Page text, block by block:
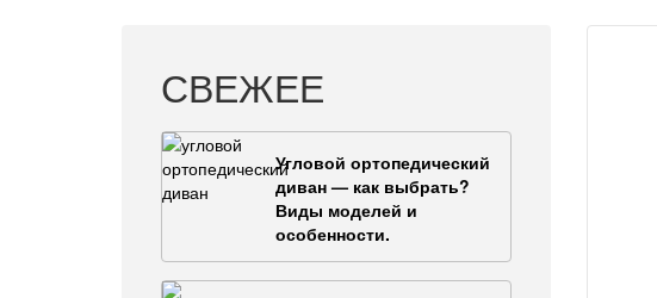
СВЕЖЕЕ
Угловой ортопедический
диван — как выбрать?
Виды моделей и
особенности.